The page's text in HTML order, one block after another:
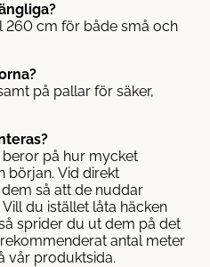
cm för både små och
på pallar för säker,
på hur mycket
början. Vid direkt
så att de nuddar
du istället låta häcken
sprider du ut dem på det
antal meter
vår produktsida.